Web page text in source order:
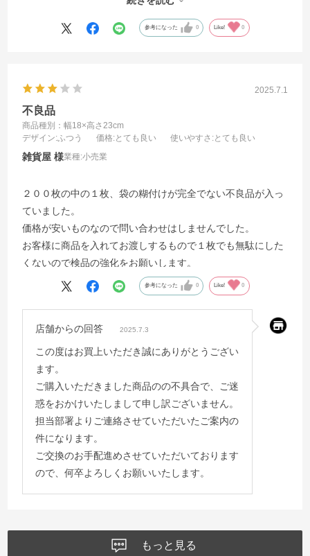
またシンプルな紙袋なのでこちらの求めているイメージにピ
ッタリです。
参考になった 0 Like! 0
2025.7.1
不良品
商品種別：幅18×高さ23cm
デザイン:ふつう 価格:とても良い 使いやすさ :とても良い
雑貨屋 業種:小売業
２００枚の中の１枚、袋の糊付けが完全でない不良品が入っ
ていました。
価格が安いものなので問い合わせはしませんでした。
お客様に商品を入れてお渡しするもので１枚でも無駄にした
くないので検品の強化をお願いします。
参考になった 0 Like! 0
店舗からの回答 2025.7.3
この度はお買上いただき誠にありがとうござい
ます。
ご購入いただきました商品のの不具合で、ご迷
惑をおかけいたしまして申し訳ございません。
担当部署よりご連絡させていただいたご案内の
件になります。
ご交換のお手配進めさせていただいております
ので、何卒よろしくお願いいたします。
もっと見る